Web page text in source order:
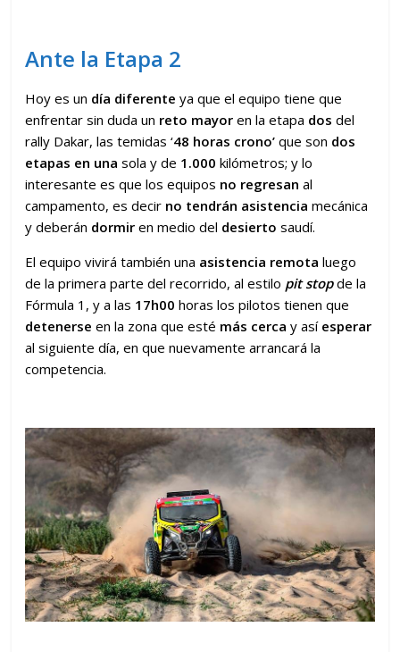
Ante la Etapa 2
Hoy es un día diferente ya que el equipo tiene que
enfrentar sin duda un reto mayor en la etapa dos del
rally Dakar, las temidas ‘48 horas crono’ que son dos
etapas en una sola y de 1.000 kilómetros; y lo
interesante es que los equipos no regresan al
campamento, es decir no tendrán asistenciamecánica
y deberán dormir en medio del desierto saudí.
El equipo vivirá también una asistencia remota luego
de la primera parte del recorrido, al estilo pit stopde la
Fórmula 1, y a las 17h00 horas los pilotos tienen que
detenerse en la zona que esté más cerca y así esperar
al siguiente día, en que nuevamente arrancará la
competencia.